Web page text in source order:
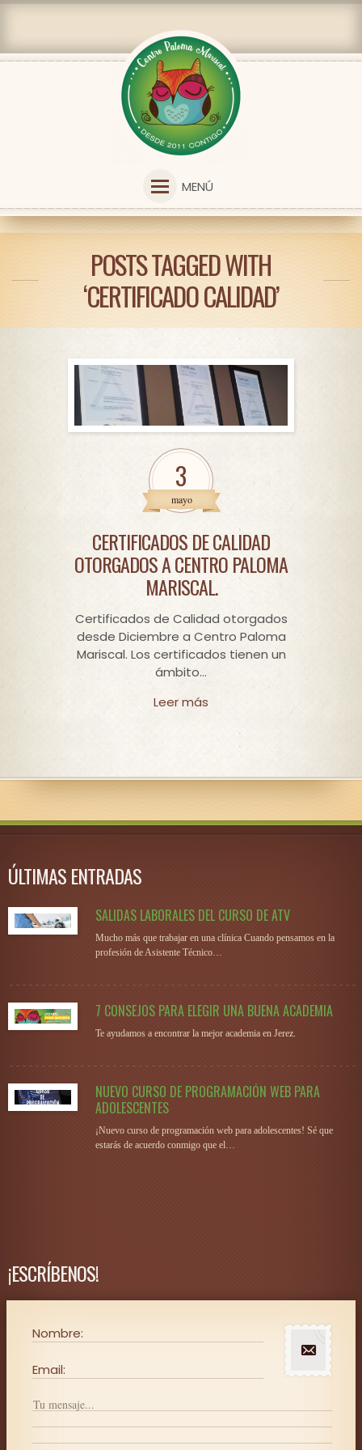
MENÚ
POSTS TAGGED WITH
‘CERTIFICADO CALIDAD’
3
mayo
CERTIFICADOS DE CALIDAD
OTORGADOS A CENTRO PALOMA
MARISCAL.
Certificados de Calidad otorgados
desde Diciembre a Centro Paloma
Mariscal. Los certificados tienen un
ámbito…
Leer más
ÚLTIMAS ENTRADAS
SALIDAS LABORALES DEL CURSO DE ATV
Mucho más que trabajar en una clínica Cuando pensamos en la
profesión de Asistente Técnico…
7 CONSEJOS PARA ELEGIR UNA BUENA ACADEMIA
Te ayudamos a encontrar la mejor academia en Jerez.
NUEVO CURSO DE PROGRAMACIÓN WEB PARA
ADOLESCENTES
¡Nuevo curso de programación web para adolescentes! Sé que
estarás de acuerdo conmigo que el…
¡ESCRÍBENOS!
Nombre:
Email: